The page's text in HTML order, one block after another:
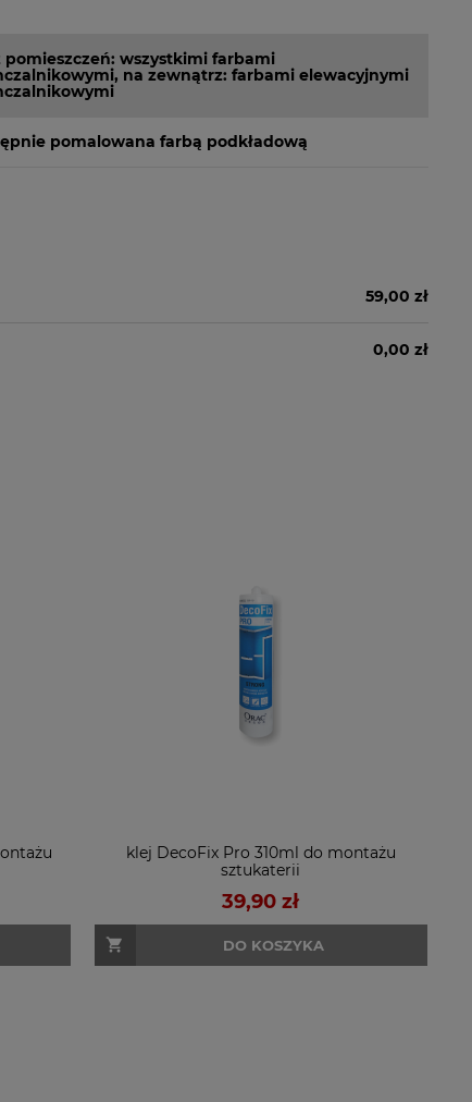
wszystkimi farbami
na zewnątrz: farbami elewacyjnymi
pomalowana farbą podkładową
59,00 zł
0,00 zł
klej DecoFix Pro 310ml do montażu
sztukaterii
39,90 zł
DO KOSZYKA